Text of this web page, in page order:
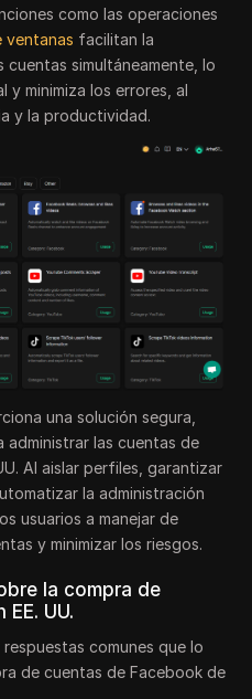
como las operaciones
ventanas facilitan la
cuentas simultáneamente, lo
y minimiza los errores, al
y la productividad.
una solución segura,
las cuentas de
Al aislar perfiles, garantizar
la administración
usuarios a manejar de
y minimizar los riesgos.
la compra de
UU.
comunes que lo
de cuentas de Facebook de